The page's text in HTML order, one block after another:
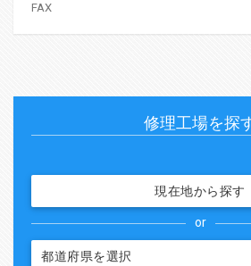
FAX
修理工場を探
現在地から探す
or
都道府県を選択